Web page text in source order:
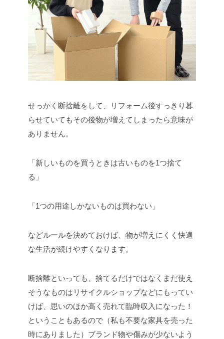
せっかく断捨離をして、リフォーム後すっきり暮
らせていてもその後物が増えてしまったら意味が
ありません。
「新しいものを買うときは古いものを1つ捨て
る」
「1つの用途しかないものは買わない」
などルールを決めておけば、物が増えにくく快適
な生活が続けやすくなります。
断捨離といっても、捨てるだけではなくまだ使え
そうなものはリサイクルショップなどにもってい
けば、思いのほか高く売れて臨時収入になった！
ということもあるので（私も不要な家具を売った
時にありました）ブランド物や傷みが少ないよう